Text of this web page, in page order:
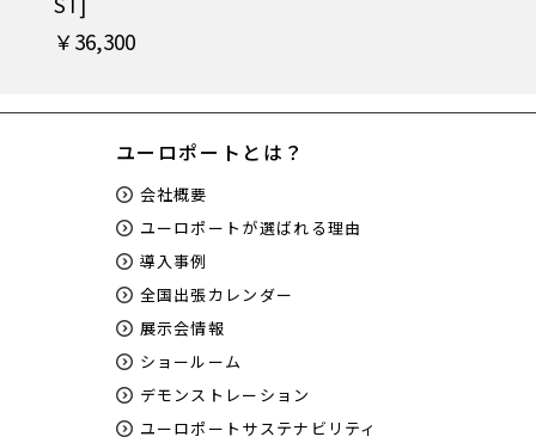
￥36,300
ユーロポートとは？
会社概要
ユーロポートが選ばれる理由
導入事例
全国出張カレンダー
展示会情報
ショールーム
デモンストレーション
ユーロポートサステナビリティ